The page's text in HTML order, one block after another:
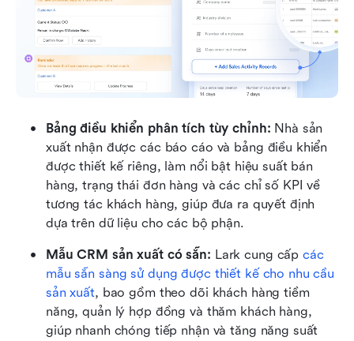
Bảng điều khiển phân tích tùy chỉnh: Nhà sản
xuất nhận được các báo cáo và bảng điều khiển
được thiết kế riêng, làm nổi bật hiệu suất bán
hàng, trạng thái đơn hàng và các chỉ số KPI về
tương tác khách hàng, giúp đưa ra quyết định
dựa trên dữ liệu cho các bộ phận.
Mẫu CRM sản xuất có sẵn: Lark cung cấp các
mẫu sẵn sàng sử dụng được thiết kế cho nhu cầu
sản xuất, bao gồm theo dõi khách hàng tiềm
năng, quản lý hợp đồng và thăm khách hàng,
giúp nhanh chóng tiếp nhận và tăng năng suất